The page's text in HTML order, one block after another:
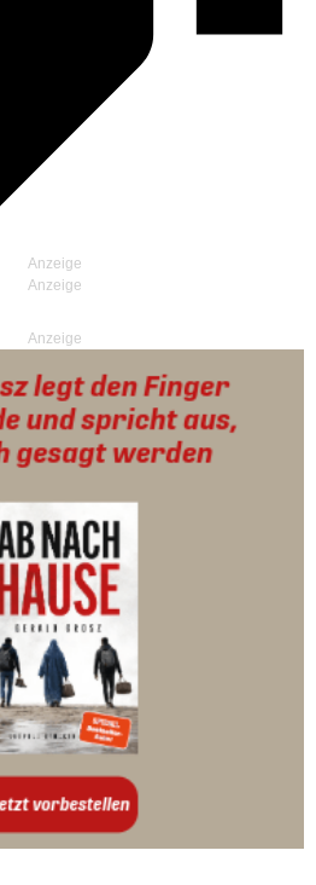
Anzeige